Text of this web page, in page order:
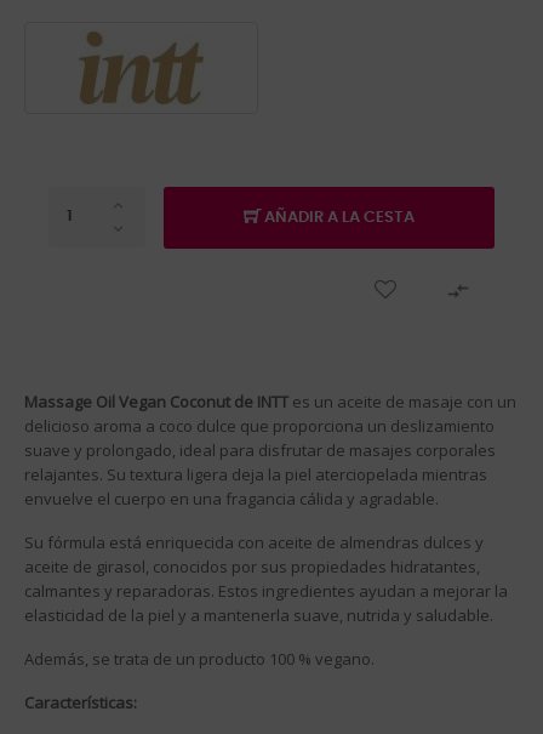
AÑADIR A LA CESTA

Massage Oil Vegan Coconut de INTT es un aceite de masaje con un
delicioso aroma a coco dulce que proporciona un deslizamiento
suave y prolongado, ideal para disfrutar de masajes corporales
relajantes. Su textura ligera deja la piel aterciopelada mientras
envuelve el cuerpo en una fragancia cálida y agradable.
Su fórmula está enriquecida con aceite de almendras dulces y
aceite de girasol, conocidos por sus propiedades hidratantes,
calmantes y reparadoras. Estos ingredientes ayudan a mejorar la
elasticidad de la piel y a mantenerla suave, nutrida y saludable.
Además, se trata de un producto 100 % vegano.
Características: